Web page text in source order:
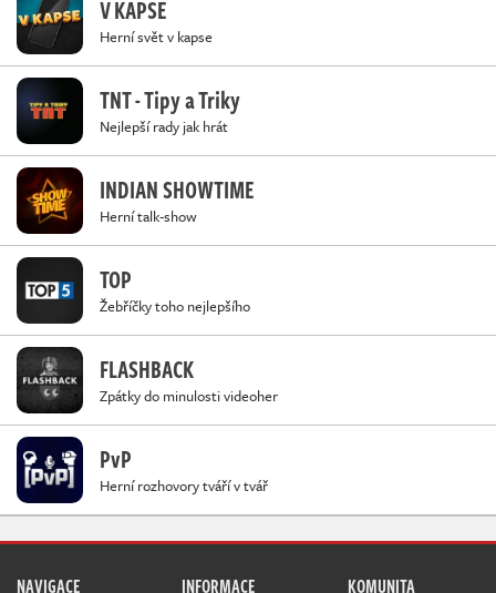
V KAPSE
Herní svět v kapse
TNT - Tipy a Triky
Nejlepší rady jak hrát
INDIAN SHOWTIME
Herní talk-show
TOP
Žebříčky toho nejlepšího
FLASHBACK
Zpátky do minulosti videoher
PvP
Herní rozhovory tváří v tvář
NAVIGACE INFORMACE KOMUNITA